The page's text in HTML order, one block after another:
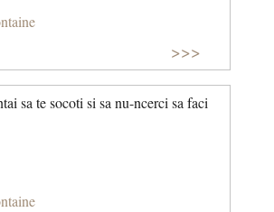
>>>
sa te socoti si sa nu-ncerci sa faci